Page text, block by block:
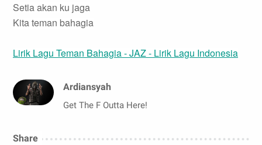
Setia akan ku jaga
Kita teman bahagia
Lirik Lagu Teman Bahagia - JAZ - Lirik Lagu Indonesia
Ardiansyah
Get The F Outta Here!
Share